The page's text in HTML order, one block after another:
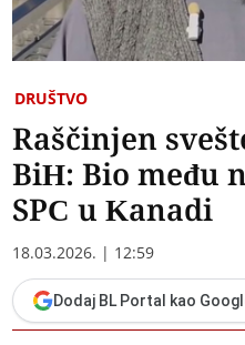
DRUŠTVO
Raščinjen
BiH: Bio među
SPC u Kanadi
18.03.2026. | 12:59
Dodaj BL Portal kao